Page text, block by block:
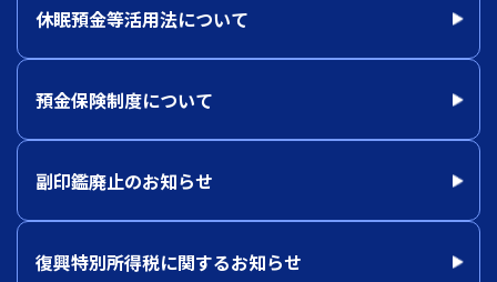
休眠預金等活用法について
預金保険制度について
副印鑑廃止のお知らせ
復興特別所得税に関するお知らせ